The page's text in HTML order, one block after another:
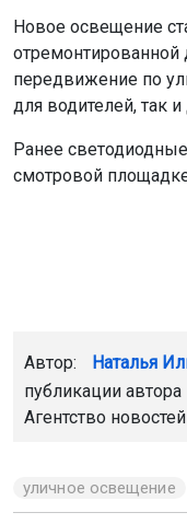
Новое освещение
отремонтированной
передвижение по
для водителей, так
Ранее
смотровой
Автор: Наталья
публикации автора
Агентство новостей
уличное освещение